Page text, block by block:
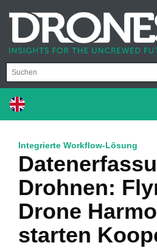
Integrierte Workflow-Lösung
Drohnen:
Drone
starten